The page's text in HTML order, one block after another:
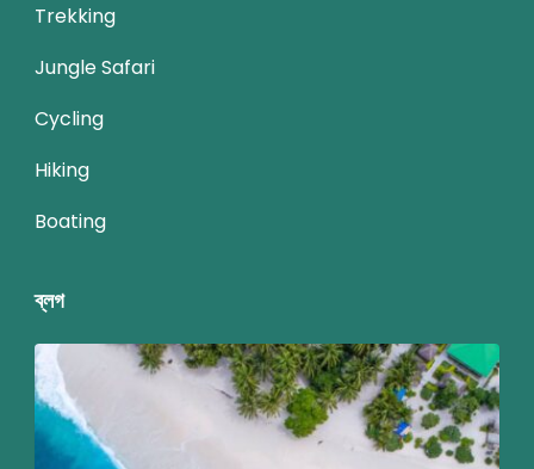
Trekking
Jungle Safari
Cycling
Hiking
Boating
ব্লগ